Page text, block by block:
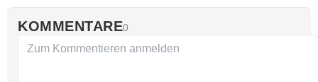
KOMMENTARE0